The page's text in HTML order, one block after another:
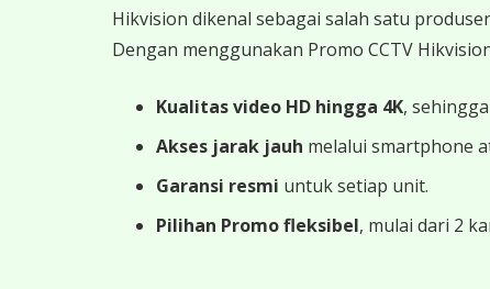
Hikvision dikenal sebagai salah satu
Dengan menggunakan Promo CCTV
Kualitas video HD hingga 4K,
Akses jarak jauh melalui smartphone
Garansi resmi untuk setiap unit.
Pilihan Promo fleksibel, mulai dari 2